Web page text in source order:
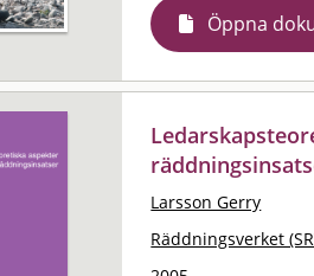
Öppna
Larsson Gerry
Räddningsverket